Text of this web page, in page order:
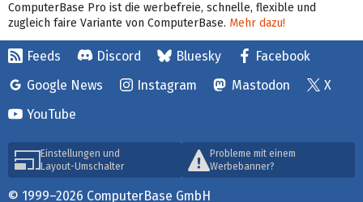
ComputerBase Pro ist die werbefreie, schnelle, flexible und
zugleich faire Variante von ComputerBase. Mehr dazu!
Feeds Discord Bluesky
Facebook
Google News
Instagram Mastodon
X
YouTube
Einstellungen und
Layout-Umschalter
Probleme mit einem
Werbebanner?
© 1999–2026 ComputerBase GmbH